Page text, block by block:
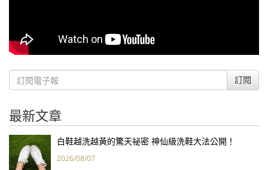
訂閱
最新文章
白鞋越洗越黃的驚天祕密 神仙級洗鞋大法公開！
2026/08/07